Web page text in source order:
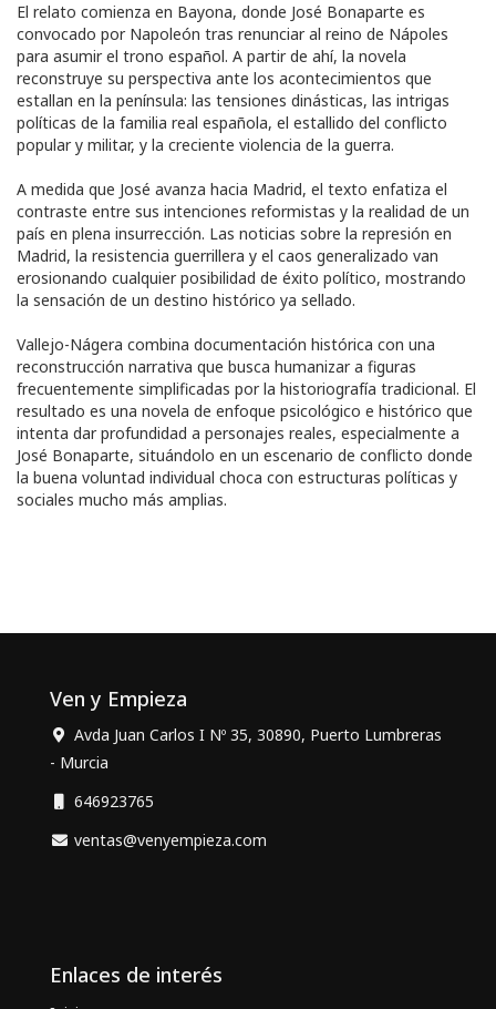
El relato comienza en Bayona, donde José Bonaparte es
convocado por Napoleón tras renunciar al reino de Nápoles
para asumir el trono español. A partir de ahí, la novela
reconstruye su perspectiva ante los acontecimientos que
estallan en la península: las tensiones dinásticas, las intrigas
políticas de la familia real española, el estallido del conflicto
popular y militar, y la creciente violencia de la guerra.
A medida que José avanza hacia Madrid, el texto enfatiza el
contraste entre sus intenciones reformistas y la realidad de un
país en plena insurrección. Las noticias sobre la represión en
Madrid, la resistencia guerrillera y el caos generalizado van
erosionando cualquier posibilidad de éxito político, mostrando
la sensación de un destino histórico ya sellado.
Vallejo-Nágera combina documentación histórica con una
reconstrucción narrativa que busca humanizar a figuras
frecuentemente simplificadas por la historiografía tradicional. El
resultado es una novela de enfoque psicológico e histórico que
intenta dar profundidad a personajes reales, especialmente a
José Bonaparte, situándolo en un escenario de conflicto donde
la buena voluntad individual choca con estructuras políticas y
sociales mucho más amplias.
Ven y Empieza
Avda Juan Carlos I Nº 35, 30890, Puerto Lumbreras
- Murcia
646923765
ventas@venyempieza.com
Enlaces de interés